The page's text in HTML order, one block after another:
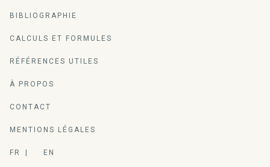
BIBLIOGRAPHIE
CALCULS ET FORMULES
RÉFÉRENCES UTILES
À PROPOS
CONTACT
MENTIONS LÉGALES
FR EN